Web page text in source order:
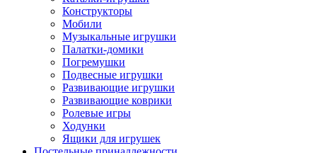
Конструкторы
Мобили
Музыкальные игрушки
Палатки-домики
Погремушки
Подвесные игрушки
Развивающие игрушки
Развивающие коврики
Ролевые игры
Ходунки
Ящики для игрушек